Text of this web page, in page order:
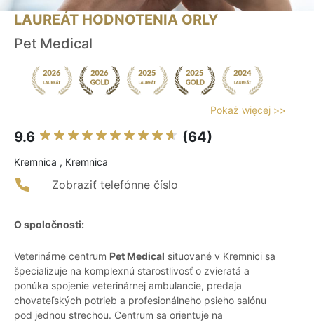
LAUREÁT HODNOTENIA ORLY
Pet Medical
Pokaż więcej >>
9.6 (64)
Kremnica , Kremnica
Zobraziť telefónne číslo
O spoločnosti:
Veterinárne centrum Pet Medical situované v Kremnici sa
špecializuje na komplexnú starostlivosť o zvieratá a
ponúka spojenie veterinárnej ambulancie, predaja
chovateľských potrieb a profesionálneho psieho salónu
pod jednou strechou. Centrum sa orientuje na